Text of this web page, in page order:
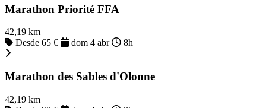
Marathon Priorité FFA
42,19 km
Desde 65 €
dom 4 abr 8h
Marathon des Sables d'Olonne
42,19 km